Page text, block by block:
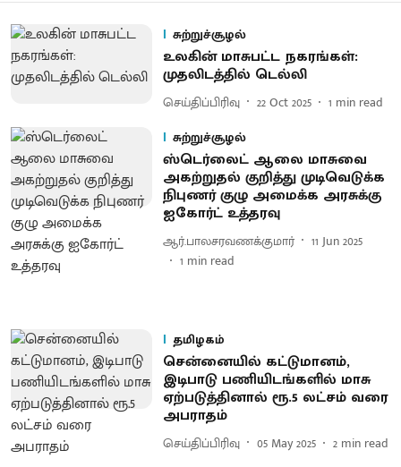
சுற்றுச்சூழல்
உலகின் மாசுபட்ட நகரங்கள்:
முதலிடத்தில் டெல்லி
செய்திப்பிரிவு 22 Oct 2025 1 min read
சுற்றுச்சூழல்
ஸ்டெர்லைட் ஆலை மாசுவை
அகற்றுதல் குறித்து முடிவெடுக்க
நிபுணர் குழு அமைக்க அரசுக்கு
ஐகோர்ட் உத்தரவு
ஆர்.பாலசரவணக்குமார்
11 Jun 2025
1 min read
தமிழகம்
சென்னையில் கட்டுமானம்,
இடிபாடு பணியிடங்களில் மாசு
ஏற்படுத்தினால் ரூ.5 லட்சம் வரை
அபராதம்
செய்திப்பிரிவு 05 May 2025 2 min read